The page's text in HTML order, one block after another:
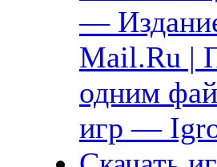
—
Mail.Ru |
одним
игр —